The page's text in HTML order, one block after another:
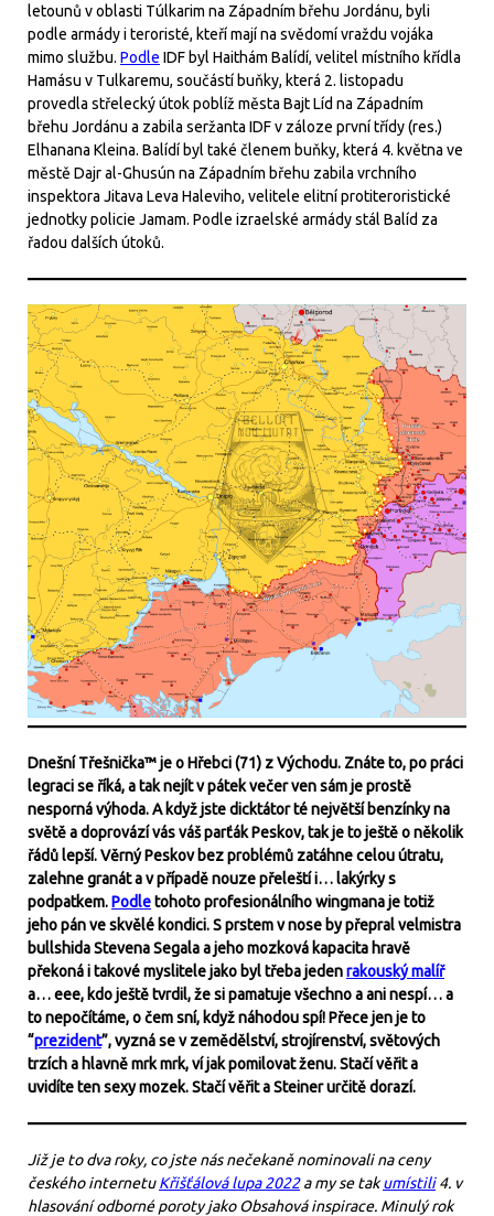
letounů v oblasti Túlkarim na Západním břehu Jordánu, byli
podle armády i teroristé, kteří mají na svědomí vraždu vojáka
mimo službu. Podle IDF byl Haithám Balídí, velitel místního křídla
Hamásu v Tulkaremu, součástí buňky, která 2. listopadu
provedla střelecký útok poblíž města Bajt Líd na Západním
břehu Jordánu a zabila seržanta IDF v záloze první třídy (res.)
Elhanana Kleina. Balídí byl také členem buňky, která 4. května ve
městě Dajr al-Ghusún na Západním břehu zabila vrchního
inspektora Jitava Leva Haleviho, velitele elitní protiteroristické
jednotky policie Jamam. Podle izraelské armády stál Balíd za
řadou dalších útoků.
Dnešní Třešnička™ je o Hřebci (71) z Východu. Znáte to, po práci
legraci se říká, a tak nejít v pátek večer ven sám je prostě
nesporná výhoda. A když jste dicktátor té největší benzínky na
světě a doprovází vás váš parťák Peskov, tak je to ještě o několik
řádů lepší. Věrný Peskov bez problémů zatáhne celou útratu,
zalehne granát a v případě nouze přeleští i… lakýrky s
podpatkem.Podletohoto profesionálního wingmana je totiž
jeho pán ve skvělé kondici. S prstem v nose by přepral velmistra
bullshida Stevena Segala a jeho mozková kapacita hravě
překoná i takové myslitele jako byl třeba jedenrakouský malíř
a… eee, kdo ještě tvrdil, že si pamatuje všechno a ani nespí… a
to nepočítáme, o čem sní, když náhodou spí! Přece jen je to
“prezident”, vyzná se v zemědělství, strojírenství, světových
trzích a hlavně mrk mrk, ví jak pomilovat ženu. Stačí věřit a
uvidíte ten sexy mozek. Stačí věřit a Steiner určitě dorazí.
Již je to dva roky, co jste nás nečekaně nominovali na ceny
českého internetuKřišťálová lupa 2022a my se takumístili4. v
hlasování odborné poroty jako Obsahová inspirace. Minulý rok